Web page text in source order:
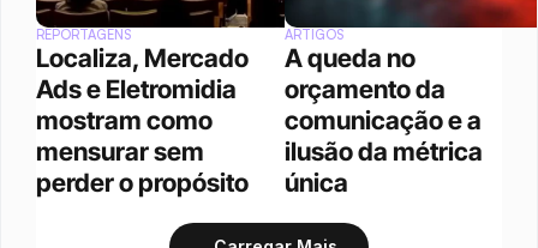
REPORTAGENS
Localiza, Mercado
Ads e Eletromidia
mostram como
mensurar sem
perder o propósito
ARTIGOS
A queda no
orçamento da
comunicação e a
ilusão da métrica
única